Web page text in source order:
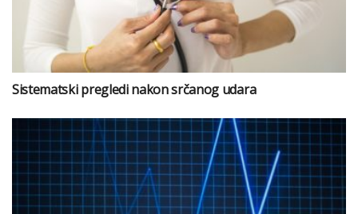
Sistematski pregledi nakon srčanog udara